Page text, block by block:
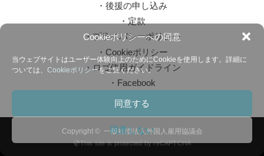
Cookieポリシーへの同意
当ウェブサイトはユーザー体験向上のためにCookieを使用します。詳細に
ついては、 Cookieポリシーをご覧ください。
同意する
同意しない
・ 後援の申し込み
・ 定款
・プライバシーポリシー
・ Cookieポリシー
・ロゴ使用ガイドライン
・ Facebook
Copyright © 一般社団法人外国人雇用協議会
This site is protected by reCAPTCHA